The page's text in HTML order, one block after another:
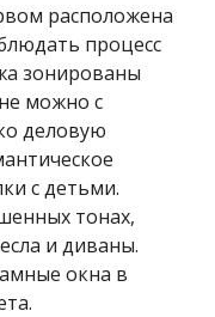
расположена
процесс
зонированы
можно с
деловую
с детьми.
тонах,
и диваны.
окна в